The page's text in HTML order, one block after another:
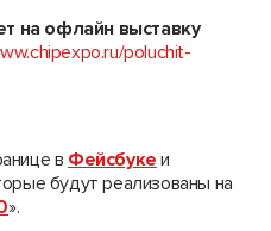
на офлайн выставку
poluchit-
в Фейсбуке и
будут реализованы на
».